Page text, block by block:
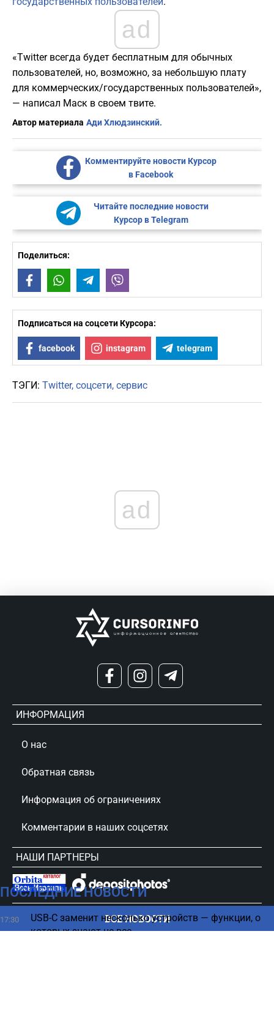
ad
«Twitter всегда будет бесплатным для обычных
пользователей, но, возможно, за небольшую плату
для коммерческих/государственных пользователей»,
— написал Маск в своем твите.
Автор материала Ади Хлюдзинский.
Комментируйте новости Курсор
в Facebook
Читайте последние новости
Курсор в Telegram
Поделиться:
FacebookWhatsAppTelegram
Подписаться на соцсети Курсора:
facebook instagram telegram
ТЭГИ: Twitter соцсети сервис
ПОСЛЕДНИЕ НОВОСТИ
17:30
USB-C заменит несколько устройств — функции, о
которых знают не все
ВСЕ НОВОСТИ
ad
ИНФОРМАЦИЯ
О нас
Обратная связь
Информация об ограничениях
Комментарии в наших соцсетях
НАШИ ПАРТНЕРЫ
сursorinfo.co.il © Все права защищены